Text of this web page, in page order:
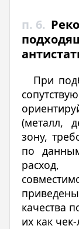
п. 6.
При
(металл,
зону,
по
качества
их как